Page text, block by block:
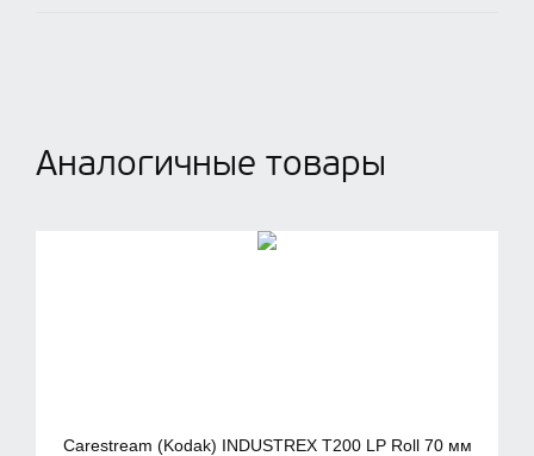
Аналогичные товары
Carestream (Kodak) INDUSTREX T200 LP Roll 70 мм